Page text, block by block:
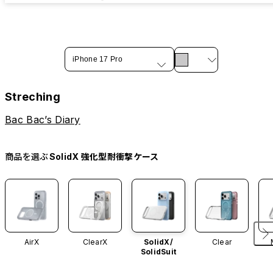
iPhone 17 Pro
Streching
Bac Bac’s Diary
商品を選ぶSolidX 強化型耐衝撃ケース
AirX ClearX
SolidX/
SolidSuit
Clear